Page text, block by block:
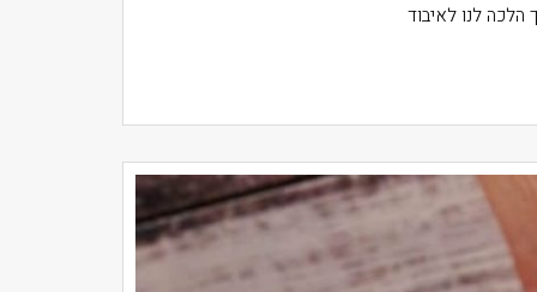
לנו לאיבוד